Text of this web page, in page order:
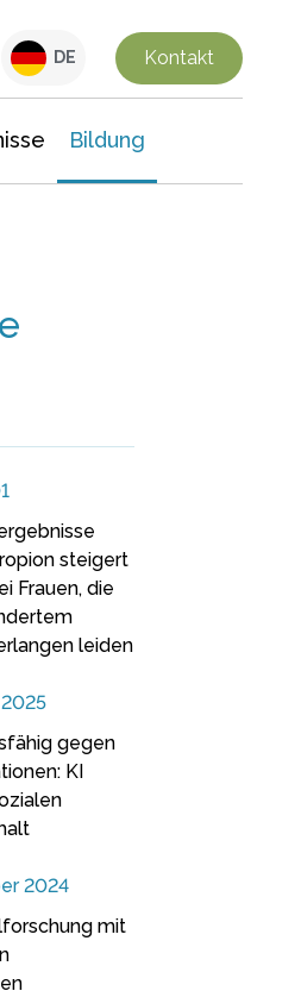
DE Kontakt
Bildung
steigert
Frauen, die
leiden
gegen
KI
2024
mit